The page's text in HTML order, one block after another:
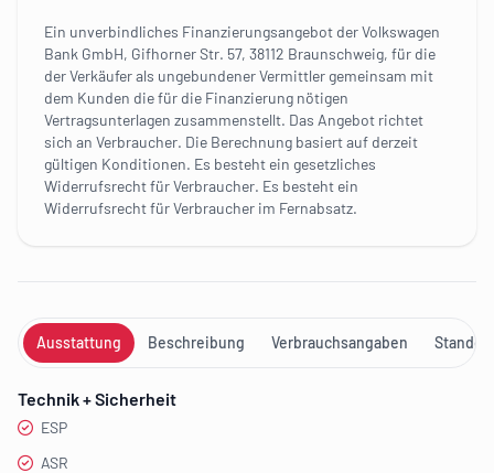
Ein unverbindliches Finanzierungsangebot der Volkswagen
Bank GmbH, Gifhorner Str. 57, 38112 Braunschweig, für die
der Verkäufer als ungebundener Vermittler gemeinsam mit
dem Kunden die für die Finanzierung nötigen
Vertragsunterlagen zusammenstellt. Das Angebot richtet
sich an Verbraucher. Die Berechnung basiert auf derzeit
gültigen Konditionen. Es besteht ein gesetzliches
Widerrufsrecht für Verbraucher. Es besteht ein
Widerrufsrecht für Verbraucher im Fernabsatz.
Ausstattung Beschreibung Verbrauchsangaben Standort
Technik + Sicherheit
ESP
ASR